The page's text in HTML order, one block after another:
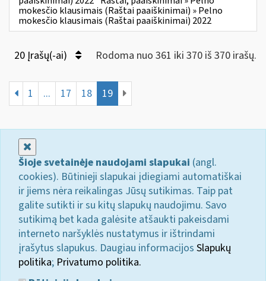
mokesčio klausimais (Raštai paaiškinimai) » Pelno
mokesčio klausimais (Raštai paaiškinimai) 2022
20 Įrašų(-ai) Rodoma nuo 361 iki 370 iš 370 irašų.
1 ... 17 18 19
Šioje svetainėje naudojami slapukai (angl.
cookies). Būtinieji slapukai įdiegiami automatiškai
ir jiems nėra reikalingas Jūsų sutikimas. Taip pat
galite sutikti ir su kitų slapukų naudojimu. Savo
sutikimą bet kada galėsite atšaukti pakeisdami
interneto naršyklės nustatymus ir ištrindami
įrašytus slapukus. Daugiau informacijos Slapukų
politika; Privatumo politika.